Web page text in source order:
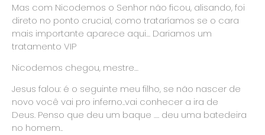
Mas com Nicodemos o Senhor não ficou, alisando, foi
direto no ponto crucial, como trataríamos se o cara
mais importante aparece aqui… Dariamos um
tratamento VIP
Nicodemos chegou, mestre…
Jesus falou: é o seguinte meu filho, se não nascer de
novo você vai pro inferno..vai conhecer a ira de
Deus. Penso que deu um baque …. deu uma batedeira
no homem..